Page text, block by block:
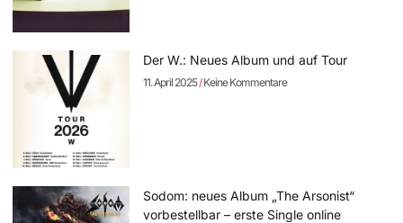
Der W.: Neues Album und auf Tour
11. April 2025 Keine Kommentare
Sodom: neues Album „The Arsonist“
vorbestellbar – erste Single online